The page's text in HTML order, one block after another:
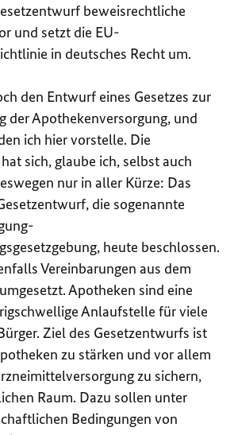
beweisrechtliche
und setzt die EU-
in deutsches Recht um.
den Entwurf eines Gesetzes zur
der Apothekenversorgung, und
ich hier vorstelle. Die
sich, glaube ich, selbst auch
nur in aller Kürze: Das
die sogenannte
heute beschlossen.
Vereinbarungen aus dem
Apotheken sind eine
Anlaufstelle für viele
Ziel des Gesetzentwurfs ist
zu stärken und vor allem
zu sichern,
Raum. Dazu sollen unter
Bedingungen von